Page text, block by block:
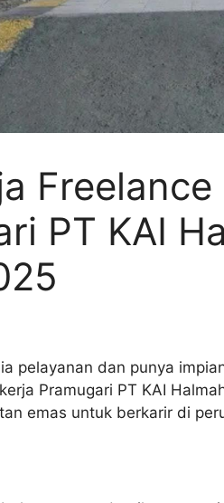
PT KAI
pelayanan dan punya
Pramugari PT KAI
emas untuk berkarir di